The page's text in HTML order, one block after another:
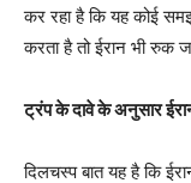
कर रहा है कि यह कोई
करता है तो ईरान भी रुक
ट्रंप के दावे के अनुसार
दिलचस्प बात यह है कि